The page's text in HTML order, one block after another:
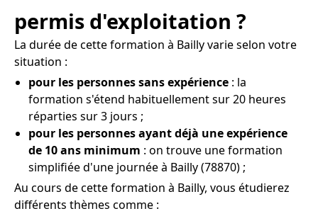
permis d'exploitation ?
La durée de cette formation à Bailly varie selon votre
situation :
pour les personnes sans expérience : la
formation s'étend habituellement sur 20 heures
réparties sur 3 jours ;
pour les personnes ayant déjà une expérience
de 10 ans minimum : on trouve une formation
simplifiée d'une journée à Bailly (78870) ;
Au cours de cette formation à Bailly, vous étudierez
différents thèmes comme :